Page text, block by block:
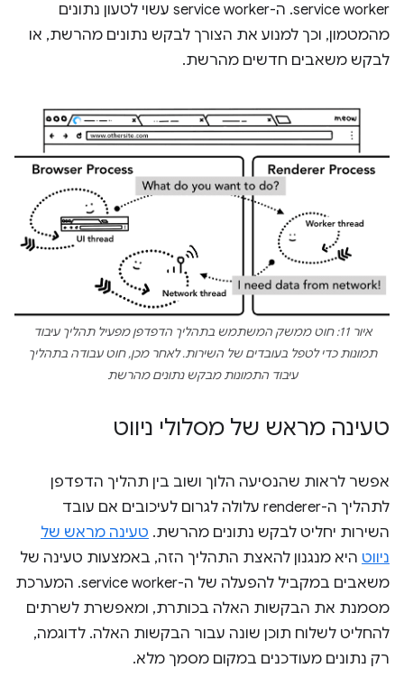
service worker. ה-service worker עשוי לטעון נתונים
מהמטמון, וכך למנוע את הצורך לבקש נתונים מהרשת, או
לבקש משאבים חדשים מהרשת.
איור 11: חוט ממשק המשתמש בתהליך הדפדפן מפעיל תהליך עיבוד
תמונות כדי לטפל בעובדים של השירות. לאחר מכן, חוט עבודה בתהליך
עיבוד התמונות מבקש נתונים מהרשת
טעינה מראש של מסלולי ניווט
אפשר לראות שהנסיעה הלוך ושוב בין תהליך הדפדפן
לתהליך ה-renderer עלולה לגרום לעיכובים אם עובד
השירות יחליט לבקש נתונים מהרשת. טעינה מראש של
ניווט היא מנגנון להאצת התהליך הזה, באמצעות טעינה של
משאבים במקביל להפעלה של ה-service worker. המערכת
מסמנת את הבקשות האלה בכותרת, ומאפשרת לשרתים
להחליט לשלוח תוכן שונה עבור הבקשות האלה. לדוגמה,
רק נתונים מעודכנים במקום מסמך מלא.